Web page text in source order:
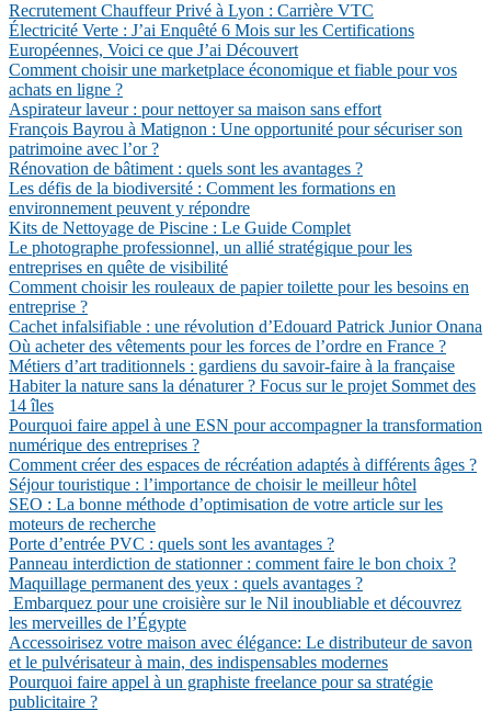
Recrutement Chauffeur Privé à Lyon : Carrière VTC
Électricité Verte : J’ai Enquêté 6 Mois sur les Certifications
Européennes, Voici ce que J’ai Découvert
Comment choisir une marketplace économique et fiable pour vos
achats en ligne ?
Aspirateur laveur : pour nettoyer sa maison sans effort
François Bayrou à Matignon : Une opportunité pour sécuriser son
patrimoine avec l’or ?
Rénovation de bâtiment : quels sont les avantages ?
Les défis de la biodiversité : Comment les formations en
environnement peuvent y répondre
Kits de Nettoyage de Piscine : Le Guide Complet
Le photographe professionnel, un allié stratégique pour les
entreprises en quête de visibilité
Comment choisir les rouleaux de papier toilette pour les besoins en
entreprise ?
Cachet infalsifiable : une révolution d’Edouard Patrick Junior Onana
Où acheter des vêtements pour les forces de l’ordre en France ?
Métiers d’art traditionnels : gardiens du savoir-faire à la française
Habiter la nature sans la dénaturer ? Focus sur le projet Sommet des
14 îles
Pourquoi faire appel à une ESN pour accompagner la transformation
numérique des entreprises ?
Comment créer des espaces de récréation adaptés à différents âges ?
Séjour touristique : l’importance de choisir le meilleur hôtel
SEO : La bonne méthode d’optimisation de votre article sur les
moteurs de recherche
Porte d’entrée PVC : quels sont les avantages ?
Panneau interdiction de stationner : comment faire le bon choix ?
Maquillage permanent des yeux : quels avantages ?
Embarquez pour une croisière sur le Nil inoubliable et découvrez
les merveilles de l’Égypte
Accessoirisez votre maison avec élégance: Le distributeur de savon
et le pulvérisateur à main, des indispensables modernes
Pourquoi faire appel à un graphiste freelance pour sa stratégie
publicitaire ?